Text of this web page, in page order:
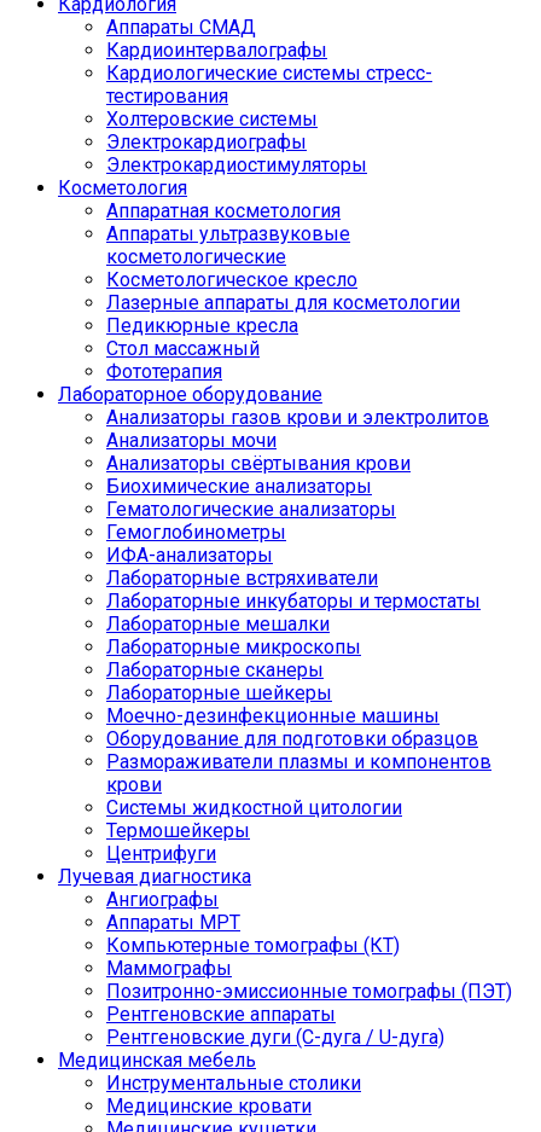
Аппараты СМАД
Кардиоинтервалографы
Кардиологические системы стресс-
тестирования
Холтеровские системы
Электрокардиографы
Электрокардиостимуляторы
Косметология
Аппаратная косметология
Аппараты ультразвуковые
косметологические
Косметологическое кресло
Лазерные аппараты для косметологии
Педикюрные кресла
Стол массажный
Фототерапия
Лабораторное оборудование
Анализаторы газов крови и электролитов
Анализаторы мочи
Анализаторы свёртывания крови
Биохимические анализаторы
Гематологические анализаторы
Гемоглобинометры
ИФА-анализаторы
Лабораторные встряхиватели
Лабораторные инкубаторы и термостаты
Лабораторные мешалки
Лабораторные микроскопы
Лабораторные сканеры
Лабораторные шейкеры
Моечно-дезинфекционные машины
Оборудование для подготовки образцов
Размораживатели плазмы и компонентов
крови
Системы жидкостной цитологии
Термошейкеры
Центрифуги
Лучевая диагностика
Ангиографы
Аппараты МРТ
Компьютерные томографы (КТ)
Маммографы
Позитронно-эмиссионные томографы (ПЭТ)
Рентгеновские аппараты
Рентгеновские дуги (С-дуга / U-дуга)
Медицинская мебель
Инструментальные столики
Медицинские кровати